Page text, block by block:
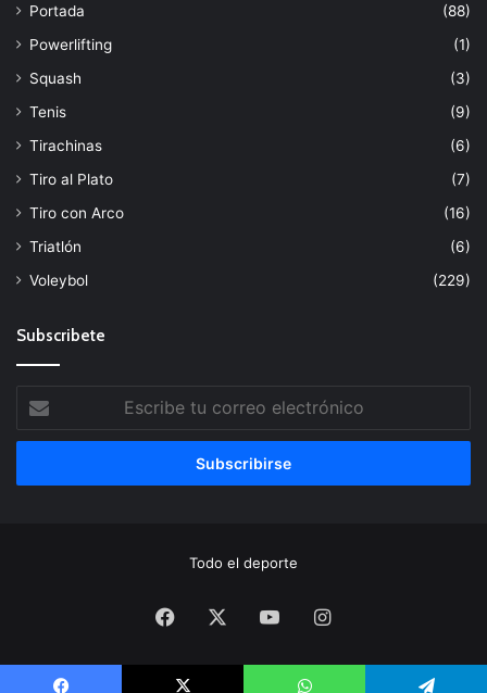
Portada
(88)
Powerlifting
(1)
Squash
(3)
Tenis
(9)
Tirachinas
(6)
Tiro al Plato
(7)
Tiro con Arco
(16)
Triatlón
(6)
Voleybol
(229)
Subscribete
tu
correo
Todo el deporte
Facebook YouTubeInstagram